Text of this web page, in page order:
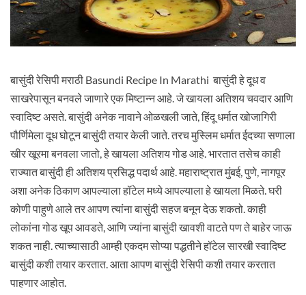
बासुंदी रेसिपी मराठी Basundi Recipe In Marathi बासुंदी हे दूध व
साखरेपासून बनवले जाणारे एक मिष्टान्न आहे. जे खायला अतिशय चवदार आणि
स्वादिष्ट असते. बासुंदी अनेक नावाने ओळखली जाते, हिंदू धर्मात खोजागिरी
पौर्णिमेला दूध घोटून बासुंदी तयार केली जाते. तरच मुस्लिम धर्मात ईदच्या सणाला
खीर खूरमा बनवला जातो, हे खायला अतिशय गोड आहे. भारतात तसेच काही
राज्यात बासुंदी ही अतिशय प्रसिद्ध पदार्थ आहे. महाराष्ट्रात मुंबई, पुणे, नागपूर
अशा अनेक ठिकाण आपल्याला हॉटेल मध्ये आपल्याला हे खायला मिळते. घरी
कोणी पाहुणे आले तर आपण त्यांना बासुंदी सहज बनून देऊ शकतो. काही
लोकांना गोड खूप आवडते, आणि ज्यांना बासुंदी खावशी वाटते पण ते बाहेर जाऊ
शकत नाही. त्याच्यासाठी आम्ही एकदम सोप्या पद्धतीने हॉटेल सारखी स्वादिष्ट
बासुंदी कशी तयार करतात. आता आपण बासुंदी रेसिपी कशी तयार करतात
पाहणार आहोत.